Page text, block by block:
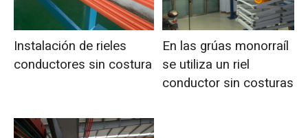
Instalación de rieles
conductores sin costura
En las grúas monorraíl
se utiliza un riel
conductor sin costuras.